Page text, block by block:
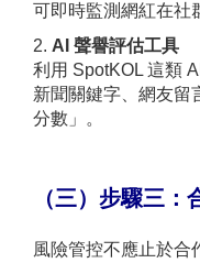
可即時監測網紅在社
2. AI 聲譽評估工具
利用 SpotKOL 這類
新聞關鍵字、網友留
分數」。
（三） 步驟三：
風險管控不應止於合